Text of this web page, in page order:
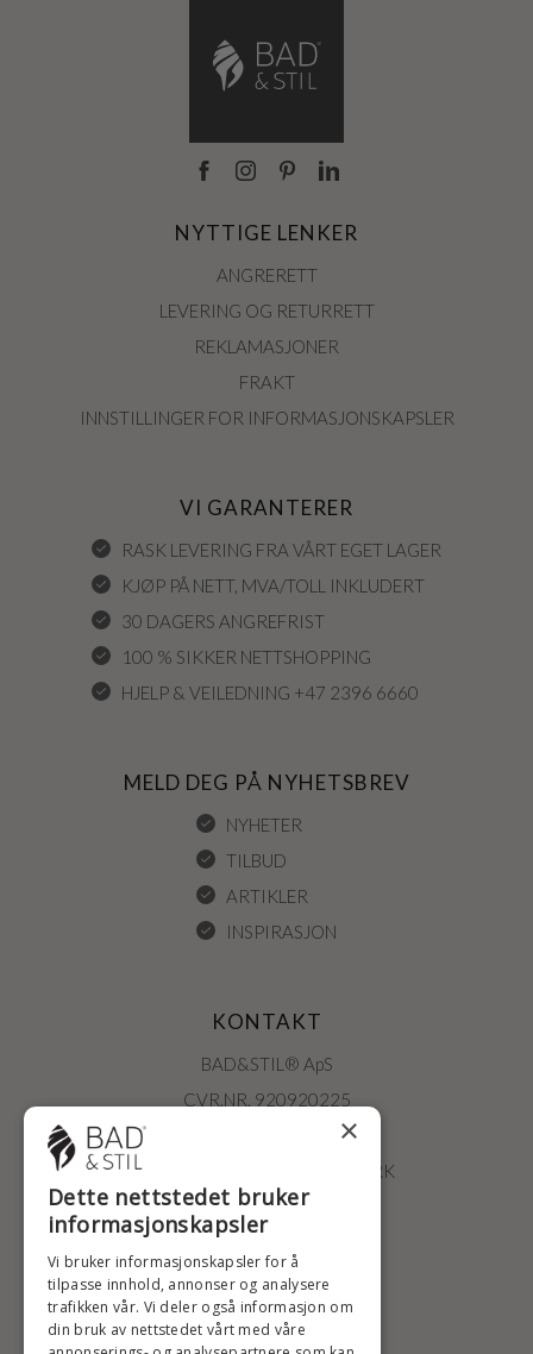
NYTTIGE LENKER
ANGRERETT
LEVERING OG RETURRETT
REKLAMASJONER
FRAKT
INNSTILLINGER FOR INFORMASJONSKAPSLER
VI GARANTERER
RASK LEVERING FRA VÅRT EGET LAGER
KJØP PÅ NETT, MVA/TOLL INKLUDERT
30 DAGERS ANGREFRIST
100 % SIKKER NETTSHOPPING
HJELP & VEILEDNING +47 2396 6660
MELD DEG PÅ NYHETSBREV
NYHETER
TILBUD
ARTIKLER
INSPIRASJON
KONTAKT
BAD&STIL® ApS
CVR.NR. 920920225
ØSTERBROGADE 202
2100 KØBENHAVN • DANMARK
+47 2396 6660
BADSTIL@BADSTIL.NO
HØYESTE KREDITTVURD
×
Dette nettstedet bruker
informasjonskapsler
Vi bruker informasjonskapsler for å
tilpasse innhold, annonser og analysere
trafikken vår. Vi deler også informasjon om
din bruk av nettstedet vårt med våre